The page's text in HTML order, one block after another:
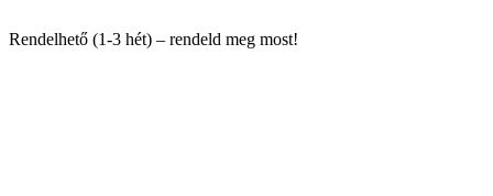
Rendelhető (1-3 hét) – rendeld meg most!